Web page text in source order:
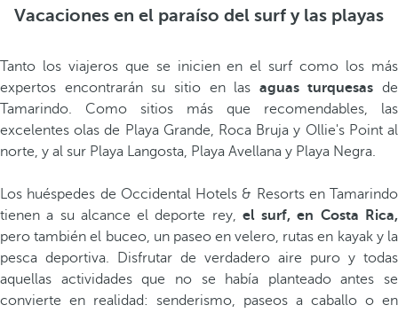
Vacaciones en el paraíso del surf y las playas
Tanto los viajeros que se inicien en el surf como los más
expertos encontrarán su sitio en las aguas turquesas de
Tamarindo. Como sitios más que recomendables, las
excelentes olas de Playa Grande, Roca Bruja y Ollie's Point al
norte, y al sur Playa Langosta, Playa Avellana y Playa Negra.
Los huéspedes de Occidental Hotels & Resorts en Tamarindo
tienen a su alcance el deporte rey, el surf, en Costa Rica,
pero también el buceo, un paseo en velero, rutas en kayak y la
pesca deportiva. Disfrutar de verdadero aire puro y todas
aquellas actividades que no se había planteado antes se
convierte en realidad: senderismo, paseos a caballo o en